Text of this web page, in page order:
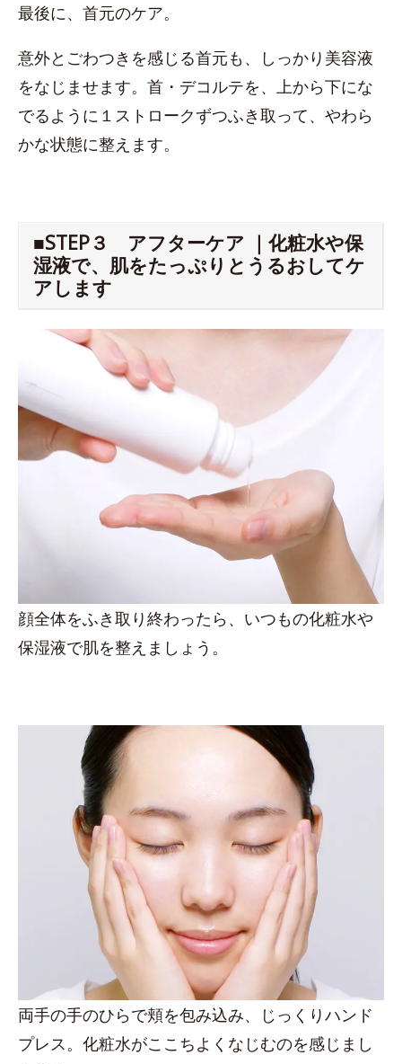
最後に、首元のケア。
意外とごわつきを感じる首元も、しっかり美容液
をなじませます。首・デコルテを、上から下にな
でるように１ストロークずつふき取って、やわら
かな状態に整えます。
■STEP３ アフターケア ｜化粧水や保
湿液で、肌をたっぷりとうるおしてケ
アします
顔全体をふき取り終わったら、いつもの化粧水や
保湿液で肌を整えましょう。
両手の手のひらで頬を包み込み、じっくりハンド
プレス。化粧水がここちよくなじむのを感じまし